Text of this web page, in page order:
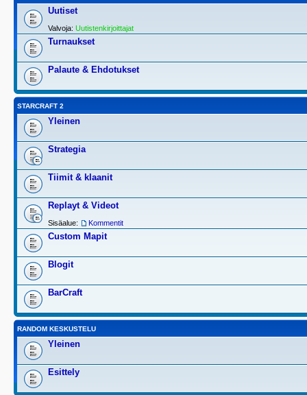
Uutiset
Valvoja: Uutistenkirjoittajat
Turnaukset
Palaute & Ehdotukset
STARCRAFT 2
Yleinen
Strategia
Tiimit & klaanit
Replayt & Videot
Sisäalue: Kommentit
Custom Mapit
Blogit
BarCraft
RANDOM KESKUSTELU
Yleinen
Esittely